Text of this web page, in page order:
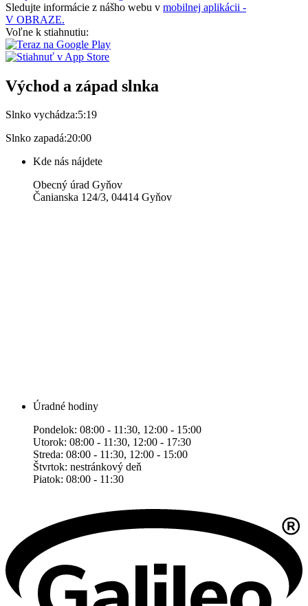
Sledujte informácie z nášho webu v mobilnej aplikácii -
V OBRAZE.
Voľne k stiahnutiu:
Východ a západ slnka
Slnko vychádza:5:19
Slnko zapadá:20:00
Kde nás nájdete
Obecný úrad Gyňov
Čanianska 124/3, 04414 Gyňov
Úradné hodiny
Pondelok: 08:00 - 11:30, 12:00 - 15:00
Utorok: 08:00 - 11:30, 12:00 - 17:30
Streda: 08:00 - 11:30, 12:00 - 15:00
Štvrtok: nestránkový deň
Piatok: 08:00 - 11:30